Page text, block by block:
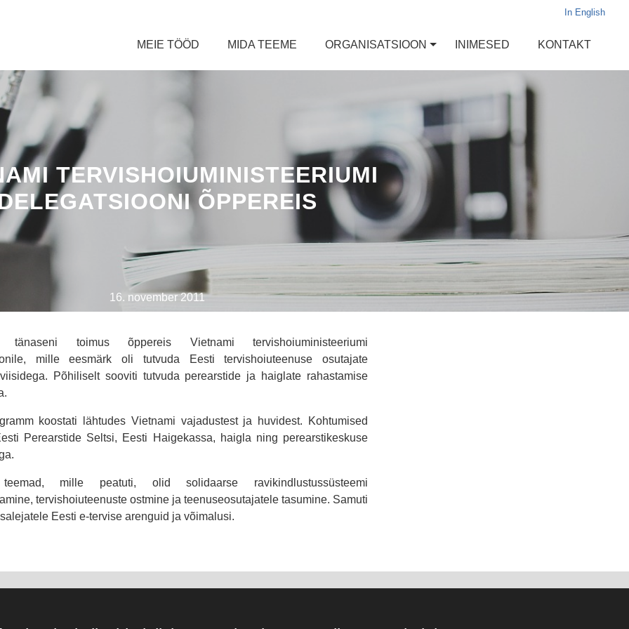
MEIE TÖÖD MIDA TEEME ORGANISATSIOON INIMESED KONTAKT
In English
TERVISHOIUMINISTEERIUMI
ÕPPEREIS
16. november 2011
tänaseni toimus õppereis Vietnami tervishoiuministeeriumi
mille eesmärk oli tutvuda Eesti tervishoiuteenuse osutajate
Põhiliselt sooviti tutvuda perearstide ja haiglate rahastamise
koostati lähtudes Vietnami vajadustest ja huvidest. Kohtumised
Perearstide Seltsi, Eesti Haigekassa, haigla ning perearstikeskuse
mille peatuti, olid solidaarse ravikindlustussüsteemi
tervishoiuteenuste ostmine ja teenuseosutajatele tasumine. Samuti
Eesti e-tervise arenguid ja võimalusi.